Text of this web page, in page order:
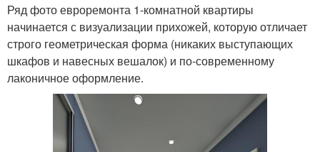
Ряд фото евроремонта 1-комнатной квартиры
начинается с визуализации прихожей, которую отличает
строго геометрическая форма (никаких выступающих
шкафов и навесных вешалок) и по-современному
лаконичное оформление.